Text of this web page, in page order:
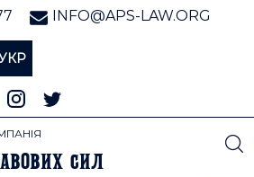
INFO@APS-LAW.ORG
Сил